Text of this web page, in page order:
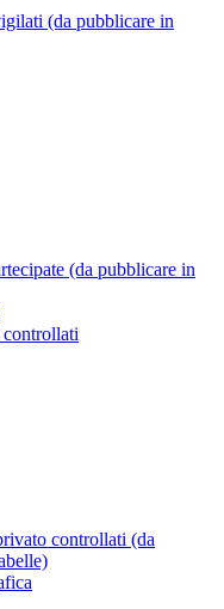
(da pubblicare in
(da pubblicare in
controllati (da